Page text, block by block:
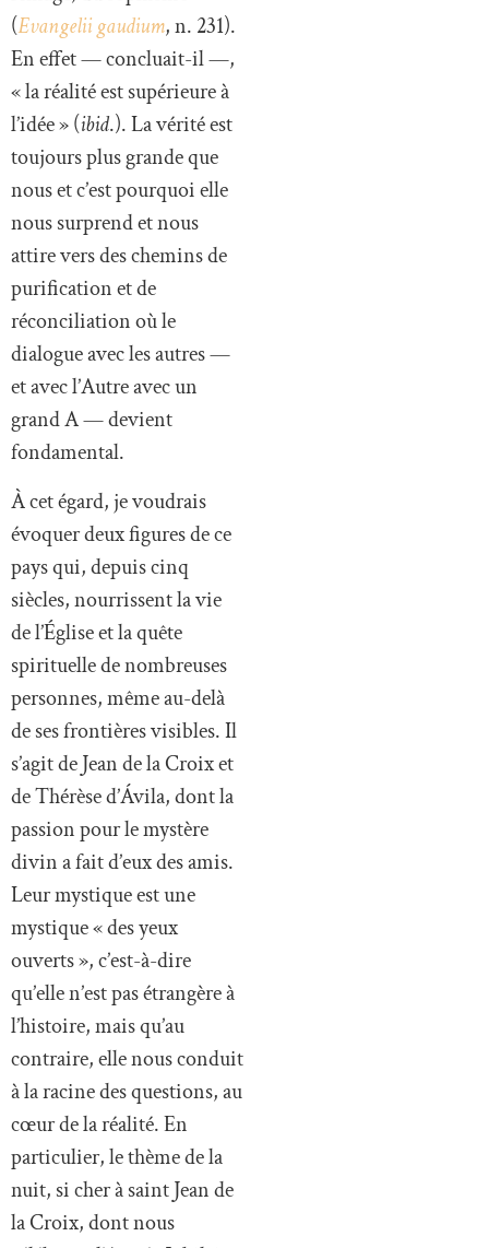
(Evangelii gaudium, n. 231).
En effet — concluait-il —,
« la réalité est supérieure à
l’idée » (ibid.). La vérité est
toujours plus grande que
nous et c’est pourquoi elle
nous surprend et nous
attire vers des chemins de
purification et de
réconciliation où le
dialogue avec les autres —
et avec l’Autre avec un
grand A — devient
fondamental.
À cet égard, je voudrais
évoquer deux figures de ce
pays qui, depuis cinq
siècles, nourrissent la vie
de l’Église et la quête
spirituelle de nombreuses
personnes, même au-delà
de ses frontières visibles. Il
s’agit de Jean de la Croix et
de Thérèse d’Ávila, dont la
passion pour le mystère
divin a fait d’eux des amis.
Leur mystique est une
mystique « des yeux
ouverts », c’est-à-dire
qu’elle n’est pas étrangère à
l’histoire, mais qu’au
contraire, elle nous conduit
à la racine des questions, au
cœur de la réalité. En
particulier, le thème de la
nuit, si cher à saint Jean de
la Croix, dont nous